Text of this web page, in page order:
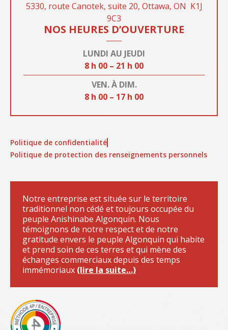
5330, route Canotek, suite 20, Ottawa, ON K1J
9C3
NOS HEURES D’OUVERTURE
LUNDI AU JEUDI
8 h 00 – 21 h 00
VEN. À DIM.
8 h 00 – 17 h 00
Politique de confidentialité
Politique de protection des renseignements personnels
Notre entreprise est située sur le territoire
traditionnel non cédé et toujours occupée du
peuple Anishinabe Algonquin. Nous
témoignons de notre respect et de notre
gratitude envers le peuple Algonquin qui habite
et prend soin de ces terres et qui mène des
échanges commerciaux depuis des temps
immémoriaux (lire la suite…)